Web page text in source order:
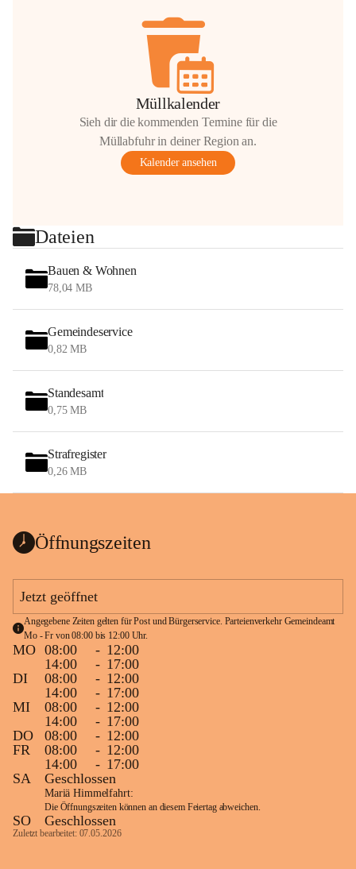
Müllkalender
Sieh dir die kommenden Termine für die
Müllabfuhr in deiner Region an.
Kalender ansehen
Dateien
Bauen & Wohnen
78,04 MB
Gemeindeservice
0,82 MB
Standesamt
0,75 MB
Strafregister
0,26 MB
Öffnungszeiten
Jetzt geöffnet
Angegebene Zeiten gelten für Post und Bürgerservice. Parteienverkehr Gemeindeamt
Mo - Fr von 08:00 bis 12:00 Uhr.
MO 08:00 - 12:00
14:00
- 17:00
DI
08:00 - 12:00
14:00
- 17:00
MI
08:00 - 12:00
14:00
- 17:00
DO
08:00 - 12:00
FR
08:00 - 12:00
14:00
- 17:00
SA
Geschlossen
Mariä Himmelfahrt:
Die Öffnungszeiten können an diesem Feiertag abweichen.
SO Geschlossen
Zuletzt bearbeitet: 07.05.2026